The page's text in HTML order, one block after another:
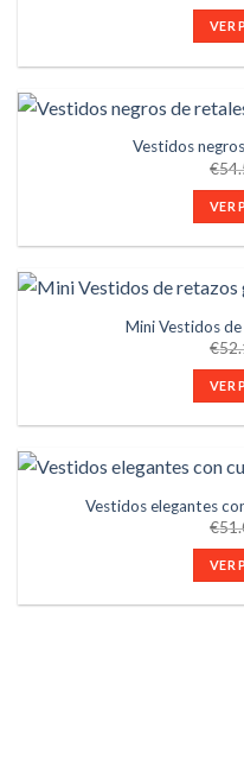
VER
Vestidos
€
VER
Mini Vestidos
€
VER
Vestidos elegantes
€
VER